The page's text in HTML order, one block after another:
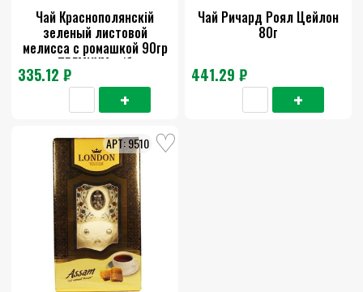
Чай Краснополянскiй
зеленый листовой
мелисса с ромашкой 90гр
ПРЕМИУМ ж/б
335.12 ₽
Чай Ричард Роял Цейлон
80г
441.29 ₽
9510